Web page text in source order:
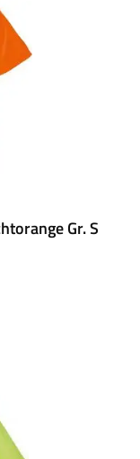
Gr. S